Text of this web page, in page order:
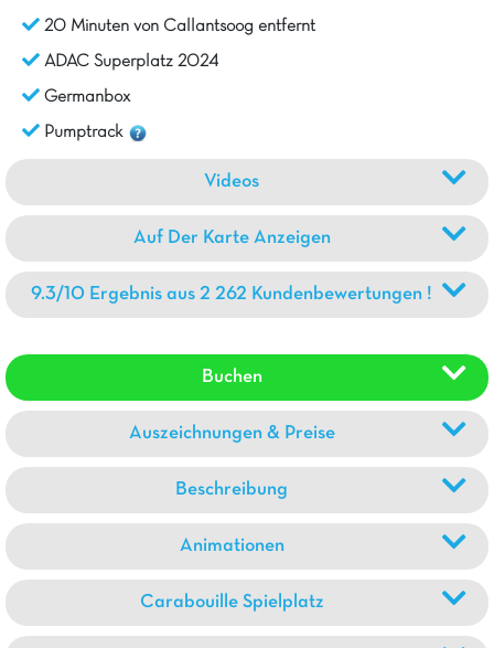
20 Minuten von Callantsoog entfernt
ADAC Superplatz 2024
Germanbox
Pumptrack
Videos
Auf Der Karte Anzeigen
9.3/10 Ergebnis aus 2 262 Kundenbewertungen !
Buchen
Auszeichnungen & Preise
Beschreibung
Animationen
Carabouille Spielplatz